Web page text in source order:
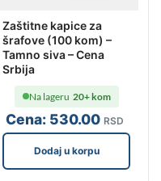
Zaštitne kapice za
šrafove (100 kom) –
Tamno siva – Cena
Srbija
Cena: 530.00 RSD
Na lageru 20+ kom
Dodaj u korpu